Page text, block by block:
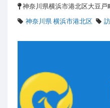
神奈川県横浜市港北区大豆戸
神奈川県 横浜市港北区